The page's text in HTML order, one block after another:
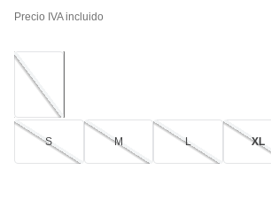
Precio IVA incluido
S M L XL